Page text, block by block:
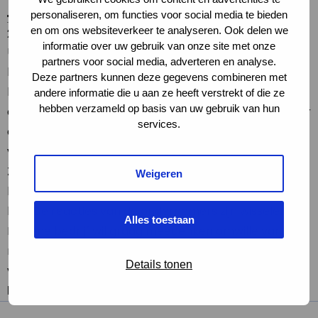
personaliseren, om functies voor social media te bieden
en om ons websiteverkeer te analyseren. Ook delen we
informatie over uw gebruik van onze site met onze
partners voor social media, adverteren en analyse.
Deze partners kunnen deze gegevens combineren met
andere informatie die u aan ze heeft verstrekt of die ze
hebben verzameld op basis van uw gebruik van hun
services.
Weigeren
Alles toestaan
Details tonen
21 jun 2016
Uit onderzoek naar het gebruik van verlichting op zes
bedrijventerreinen in Zwolle is gebleken dat 35
bedrijven wel erg veel licht binnen en/of buiten laten
aanstaan tijdens de nachtelijke uren. Dat is slecht voor
de natuur, ongezond voor de mens en onnodige
verspilling van energie, oordeelt de Milieuraad
Zwolle. De betreffende bedrijven zijn allemaal
benaderd met de vraag of het niet een beetje minder
kan. De reacties van de ondernemers zijn wisselend.
Het ene bedrijf wil graag meedenken omwille van het
milieu, het andere ziet er niets in en wil geen
verandering.
lees verder